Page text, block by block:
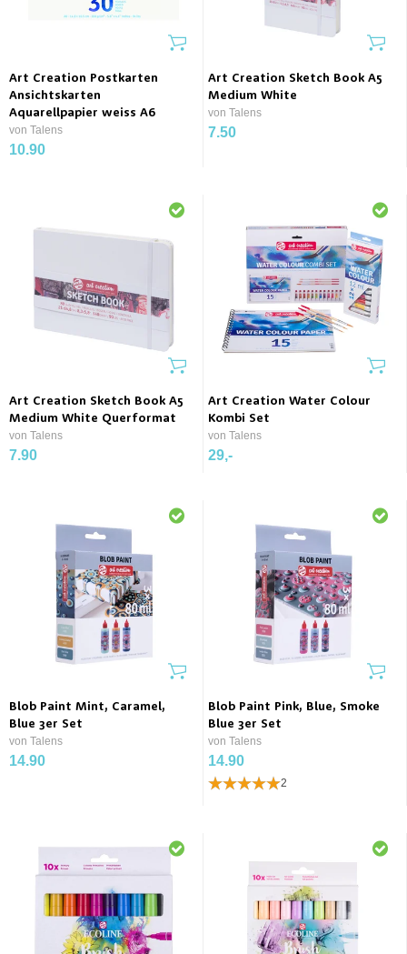
Art Creation Postkarten
Ansichtskarten
Aquarellpapier weiss A6
von Talens
10.90
Art Creation Sketch Book A5
Medium White
von Talens
7.50
Art Creation Sketch Book A5
Medium White Querformat
von Talens
7.90
Art Creation Water Colour
Kombi Set
von Talens
29,-
Blob Paint Mint, Caramel,
Blue 3er Set
von Talens
14.90
Blob Paint Pink, Blue, Smoke
Blue 3er Set
von Talens
14.90
2